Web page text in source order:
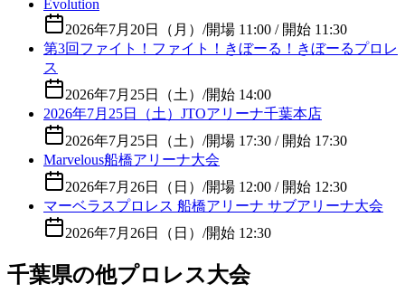
Evolution
2026年7月20日（月） /開場 11:00 / 開始 11:30
第3回ファイト！ファイト！きぼーる！きぼーるプロレ
ス
2026年7月25日（土） /開始 14:00
2026年7月25日（土）JTOアリーナ千葉本店
2026年7月25日（土） /開場 17:30 / 開始 17:30
Marvelous船橋アリーナ大会
2026年7月26日（日） /開場 12:00 / 開始 12:30
マーベラスプロレス 船橋アリーナ サブアリーナ大会
2026年7月26日（日） /開始 12:30
千葉県の他プロレス大会